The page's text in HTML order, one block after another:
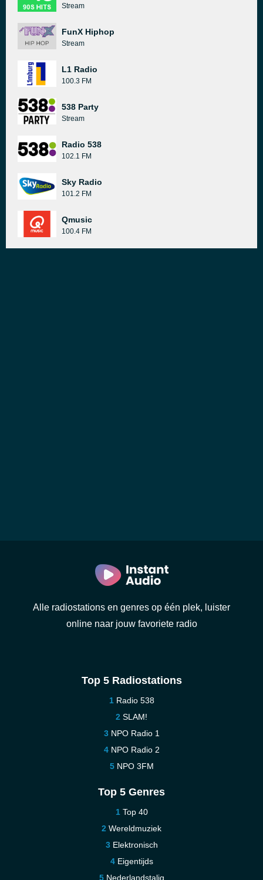
Stream
FunX Hiphop
Stream
L1 Radio
100.3 FM
538 Party
Stream
Radio 538
102.1 FM
Sky Radio
101.2 FM
Qmusic
100.4 FM
Alle radiostations en genres op één plek, luister
online naar jouw favoriete radio
Top 5 Radiostations
Radio 538
SLAM!
NPO Radio 1
NPO Radio 2
NPO 3FM
Top 5 Genres
Top 40
Wereldmuziek
Elektronisch
Eigentijds
Nederlandstalig